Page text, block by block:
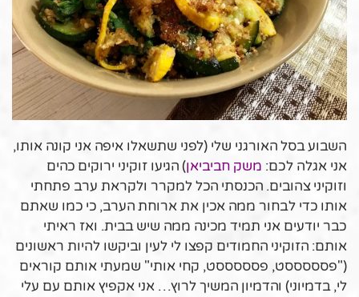
השבוע בסל האורגני שלי (לפני שתשאלו איפה אני קונה אותו,
אני אגלה לכם: משק חביביאן) הגיעו זוקיני ירוקים כהים
וזוקיני צהובים. הכנסתי הכל למקרר ולקראת ערב פתחתי
אותו כדי לבחור ממה אכין את ארוחת הערב, כי כמו שאתם
כבר יודעים אני תמיד מכינה ממה שיש בבית. ואז ראיתי
אותם: הזוקיני החמודים קפצו לי לעין וביקשו להיות ראשונים
("פסססססט, פסססססט, קחי אותי" שמעתי אותם קוראים
לי, בדמיוני) והדמיון המשיך לרוץ… אני אקפיץ אותם עם עלי